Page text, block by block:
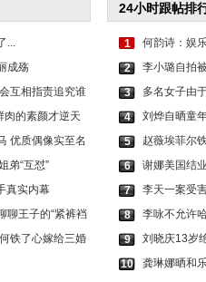
...
成殇
互相指责追究谁
肉的素颜才逆天
优质偶像实至名
弟“互怼”
真实内幕
聊王子的“紧裤裆
铁了心嫁给三婚
24小时跟帖排
1
何韵诗：娱
2
李小璐自拍
3
多名女子由
4
刘烨自晒童
5
赵薇埃菲尔
6
谢娜美国结
7
李天一案受
8
李咏不允许
9
刘晓庆13岁
10
龚琳娜晒和